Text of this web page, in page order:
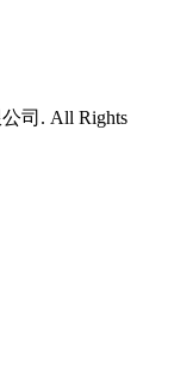
司. All Rights